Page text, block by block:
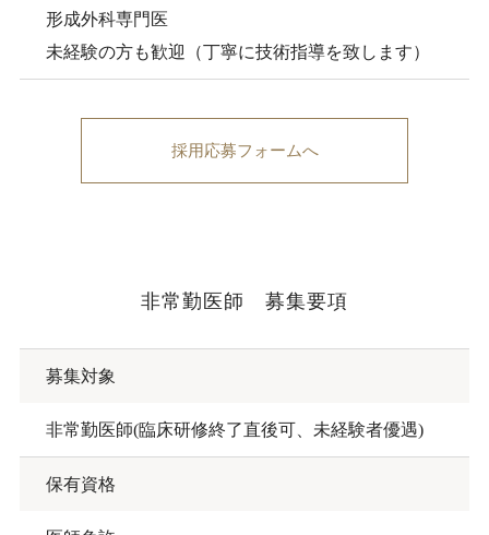
形成外科専門医
未経験の方も歓迎（丁寧に技術指導を致します）
採用応募フォームへ
非常勤医師 募集要項
募集対象
非常勤医師(臨床研修終了直後可、未経験者優遇)
保有資格